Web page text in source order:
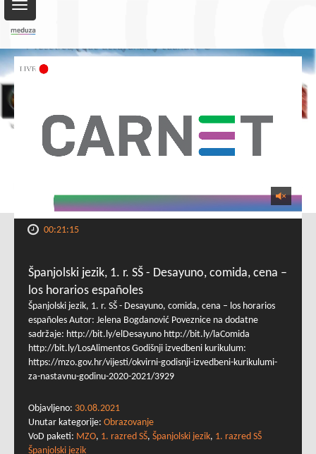
Toggle
navigation
00:21:15
Španjolski jezik, 1. r. SŠ - Desayuno, comida, cena –
los horarios españoles
Španjolski jezik, 1. r. SŠ - Desayuno, comida, cena – los horarios
españoles Autor: Jelena Bogdanović Poveznice na dodatne
sadržaje: http://bit.ly/elDesayuno http://bit.ly/laComida
http://bit.ly/LosAlimentos Godišnji izvedbeni kurikulum:
https://mzo.gov.hr/vijesti/okvirni-godisnji-izvedbeni-kurikulumi-
za-nastavnu-godinu-2020-2021/3929
Objavljeno: 30.08.2021
Unutar kategorije: Obrazovanje
VoD paketi: MZO, 1. razred SŠ, Španjolski jezik, 1. razred SŠ
Španjolski jezik